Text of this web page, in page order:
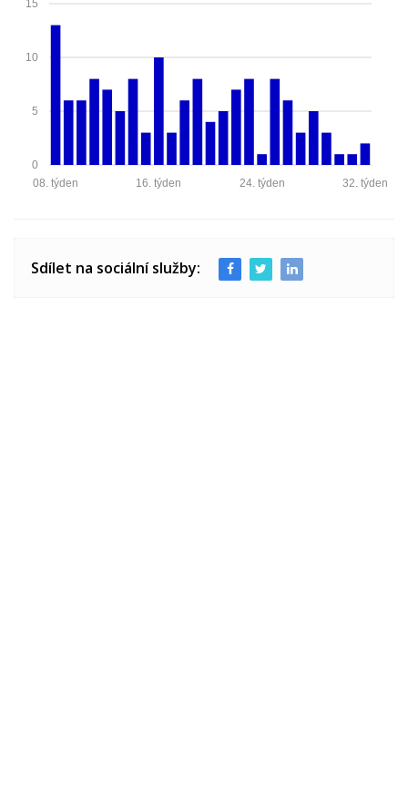
0
5
10
15
32. týden
24. týden
16. týden
08. týden
Sdílet na sociální služby: